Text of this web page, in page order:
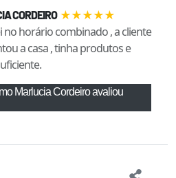
CORDEIRO ★★★★★
no horário combinado , a cliente
a casa , tinha produtos e
Marlucia Cordeiroavaliou